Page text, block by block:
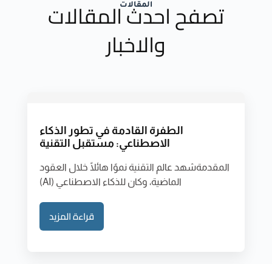
المقالات
تصفح احدث المقالات
والاخبار
الطفرة القادمة في تطور الذكاء
الاصطناعي: مستقبل التقنية
المقدمةشهد عالم التقنية نموًا هائلًا خلال العقود
الماضية، وكان للذكاء الاصطناعي (AI)
قراءة المزيد